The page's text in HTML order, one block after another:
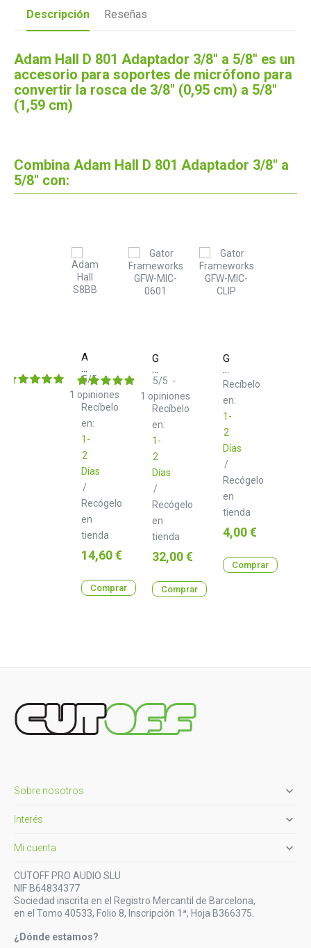
Descripción Reseñas
Adam Hall D 801 Adaptador 3/8" a 5/8" es un
accesorio para soportes de micrófono para
convertir la rosca de 3/8" (0,95 cm) a 5/8"
(1,59 cm)
Combina Adam Hall D 801 Adaptador 3/8" a
5/8" con:
Adam
Hall
S8BB
Pie
de
Micro
para
Mesa
Recíbelo
en:
1-
2
Días
/
Recógelo
en
tienda
5/5-
1 opiniones
Precio
14,60 €
Comprar
Gator
Frameworks
GFW-
MIC-
0601
Recíbelo
en:
1-
2
Días
/
Recógelo
en
tienda
5/5 -
1 opiniones
Precio
32,00 €
Comprar
Gator
Frameworks
GFW-
MIC-
CLIP
Recíbelo
en:
1-
2
Días
/
Recógelo
en
tienda
Precio
4,00 €
Comprar
Sobre nosotros 
Interés 
Mi cuenta 
CUTOFF PRO AUDIO SLU
NIF B64834377
Sociedad inscrita en el Registro Mercantil de Barcelona,
en el Tomo 40533, Folio 8, Inscripción 1ª, Hoja B366375.
¿Dónde estamos?